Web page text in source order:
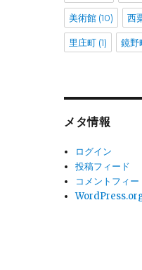
美術館(10) 西
里庄町(1) 鏡野
メタ情報
ログイン
投稿フィード
コメントフィー